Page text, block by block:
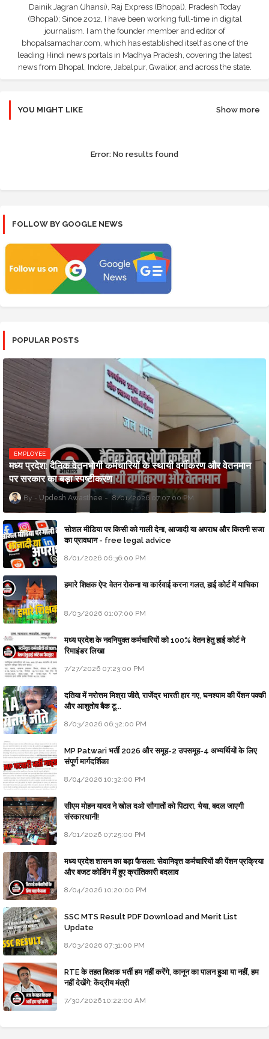
Dainik Jagran (Jhansi), Raj Express (Bhopal), Pradesh Today
(Bhopal); Since 2012, I have been working full-time in digital
journalism. I am the founder member and editor of
bhopalsamachar.com, which has established itself as one of the
leading Hindi news portals in Madhya Pradesh, covering the latest
news from Bhopal, Indore, Jabalpur, Gwalior, and across the state.
YOU MIGHT LIKE Show more
Error: No results found
FOLLOW BY GOOGLE NEWS
POPULAR POSTS
EMPLOYEE
मध्य प्रदेश: दैनिक वेतनभोगी कर्मचारियों के स्थायी वर्गीकरण और वेतनमान
पर सरकार का बड़ा स्पष्टीकरण
Updesh Awasthee 8/01/2026 07:07:00 PM
सोशल मीडिया पर किसी को गाली देना, आजादी या अपराध और कितनी सजा
का प्रावधान - free legal advice
8/01/2026 06:36:00 PM
हमारे शिक्षक ऐप: वेतन रोकना या कार्रवाई करना गलत, हाई कोर्ट में याचिका
8/03/2026 01:07:00 PM
मध्य प्रदेश के नवनियुक्त कर्मचारियों को 100% वेतन हेतु हाई कोर्ट ने
रिमाइंडर लिखा
7/27/2026 07:23:00 PM
दतिया में नरोत्तम मिश्रा जीते, राजेंद्र भारती हार गए, घनश्याम की पेंशन पक्की
और आशुतोष बैक टू...
8/03/2026 06:32:00 PM
MP Patwari भर्ती 2026 और समूह-2 उपसमूह-4 अभ्यर्थियों के लिए
संपूर्ण मार्गदर्शिका
8/04/2026 10:32:00 PM
सीएम मोहन यादव ने खोल दओ सौगातों को पिटारा, भैया, बदल जाएगी
संस्कारधानी!
8/01/2026 07:25:00 PM
मध्य प्रदेश शासन का बड़ा फैसला: सेवानिवृत्त कर्मचारियों की पेंशन प्रक्रिया
और बजट कोडिंग में हुए क्रांतिकारी बदलाव
8/04/2026 10:20:00 PM
SSC MTS Result PDF Download and Merit List
Update
8/03/2026 07:31:00 PM
RTE के तहत शिक्षक भर्ती हम नहीं करेंगे, कानून का पालन हुआ या नहीं, हम
नहीं देखेंगे: केंद्रीय मंत्री
7/30/2026 10:22:00 AM